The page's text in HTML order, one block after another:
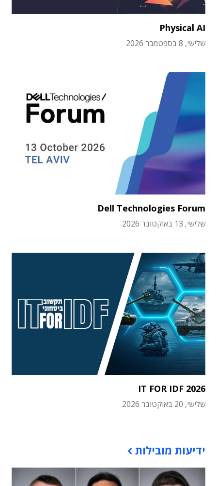
Physical AI
שלישי, 8 בספטמבר 2026
Dell Technologies Forum
שלישי, 13 באוקטובר 2026
IT FOR IDF 2026
שלישי, 20 באוקטובר 2026
ידיעות מובילות